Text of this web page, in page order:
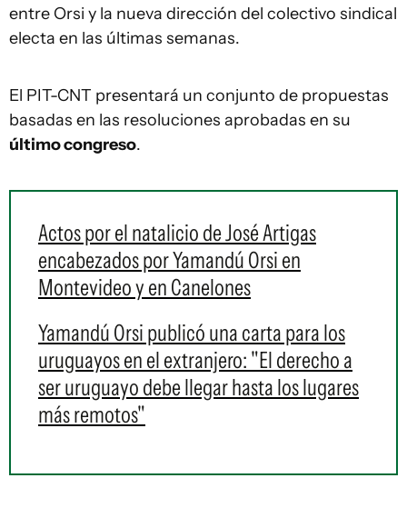
entre Orsi y la nueva dirección del colectivo sindical
electa en las últimas semanas.
El PIT-CNT presentará un conjunto de propuestas
basadas en las resoluciones aprobadas en su
último congreso.
Actos por el natalicio de José Artigas
encabezados por Yamandú Orsi en
Montevideo y en Canelones
Yamandú Orsi publicó una carta para los
uruguayos en el extranjero: "El derecho a
ser uruguayo debe llegar hasta los lugares
más remotos"